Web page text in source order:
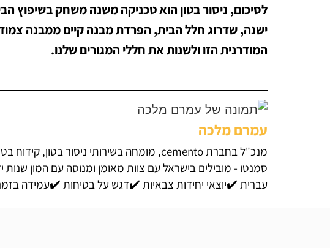
לסיכום, ניסור בטון הוא טכניקה משנה משחק בשיפוץ
ישנה, שדרוג חלל הבית, הפרדת מבנה קיים ממבנה צמוד
המודרנית הזו ולשנות את חללי המגורים שלנו.
עמרם מלכה
מנכ"ל בחברת cemento, מומחה בשירותי ניסור בטון, קידוח בטון והריסת מבנים.
סמנטו - מובילים בישראל עם צוות מאומן ומנוסה עם המון
עברית ✔️יוצאי יחידות צבאיות ✔️דגש על בטיחות ✔️עמידה